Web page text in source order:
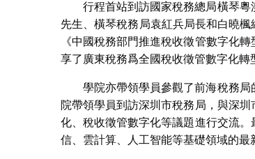
行程首站到訪國家稅務總局橫琴
先生、橫琴稅務局袁紅兵局長和白曉楓
《中國稅務部門推進稅收徵管數字化
享了廣東稅務爲全國稅收徵管數字化轉
學院亦帶領學員參觀了前海稅務
院帶領學員到訪深圳市稅務局，與深
化、稅收徵管數字化等議題進行交流
信、雲計算、人工智能等基礎領域的最